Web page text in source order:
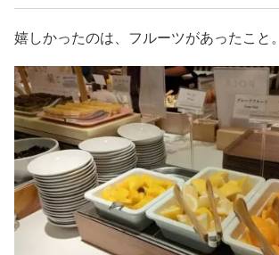
嬉しかったのは、フルーツがあったこと。